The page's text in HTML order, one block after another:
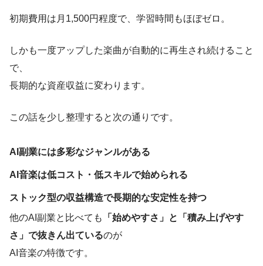
初期費用は月1,500円程度で、学習時間もほぼゼロ。
しかも一度アップした楽曲が自動的に再生され続けること
で、
長期的な資産収益に変わります。
この話を少し整理すると次の通りです。
AI副業には多彩なジャンルがある
AI音楽は低コスト・低スキルで始められる
ストック型の収益構造で長期的な安定性を持つ
他のAI副業と比べても
「始めやすさ」と「積み上げやす
さ」で抜きん出ているのが
AI音楽の特徴です。